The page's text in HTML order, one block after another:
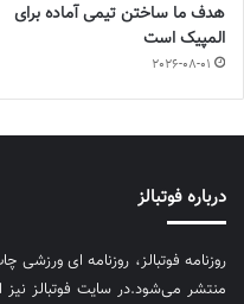
هدف ما ساختن تیمی آماده برای
المپیک است
2026-08-01
درباره فوتبالز
منتشر می‌شود.در سایت فوتبالز